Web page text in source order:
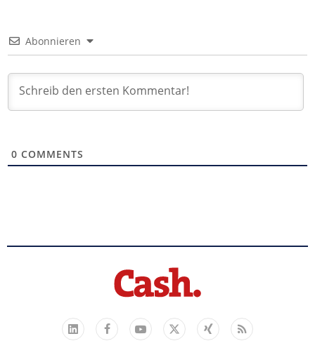
Abonnieren
0 COMMENTS
LinkedIn
FacebookYouTube
X
Xing Feed